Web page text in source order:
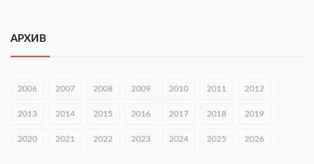
раза
АРХИВ
2006 2007 2008 2009 2010 2011 2012
2013 2014 2015 2016 2017 2018 2019
2020 2021 2022 2023 2024 2025 2026